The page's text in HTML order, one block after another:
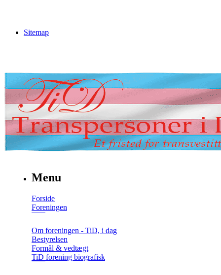
Sitemap
Menu
Forside
Foreningen
Om foreningen - TiD, i dag
Bestyrelsen
Formål & vedtægt
TiD forening biografisk